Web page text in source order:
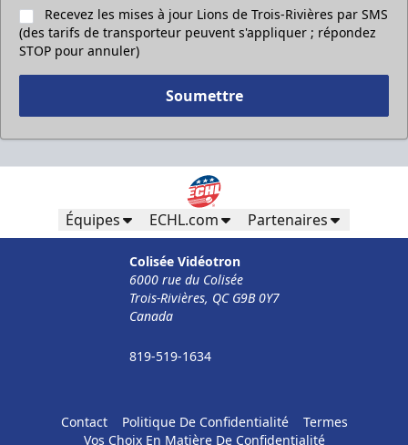
Recevez les mises à jour Lions de Trois-Rivières par SMS
(des tarifs de transporteur peuvent s'appliquer ; répondez
STOP pour annuler)
Soumettre
Équipes ECHL.com Partenaires
Colisée Vidéotron
6000 rue du Colisée
Trois-Rivières, QC G9B 0Y7
Canada
819-519-1634
Contact Politique De Confidentialité
Termes
Vos Choix En Matière De Confidentialité